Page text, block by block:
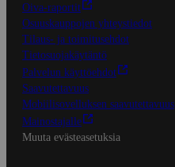
Oiva-raportit
Osuuskauppojen yhteystiedot
Tilaus- ja toimitusehdot
Tietosuojakäytäntö
Palvelun käyttöehdot
Saavutettavuus
Mobiilisovelluksen saavutettavuus
Mainostajalle
Muuta evästeasetuksia